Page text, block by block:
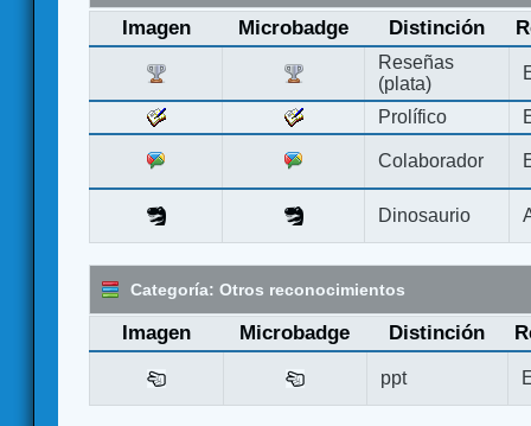
Imagen Microbadge Distinción
Reseñas
(plata)
Prolífico
Colaborador
Dinosaurio
Categoría: Otros reconocimientos
Imagen Microbadge Distinción
ppt